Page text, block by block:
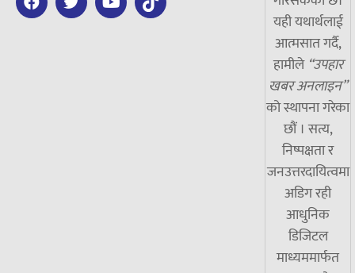
यही यथार्थलाई
आत्मसात गर्दै,
हामीले “उपहार
खबर अनलाइन”
को स्थापना गरेका
छौं । सत्य,
निष्पक्षता र
जनउत्तरदायित्वमा
अडिग रही
आधुनिक
डिजिटल
माध्यममार्फत